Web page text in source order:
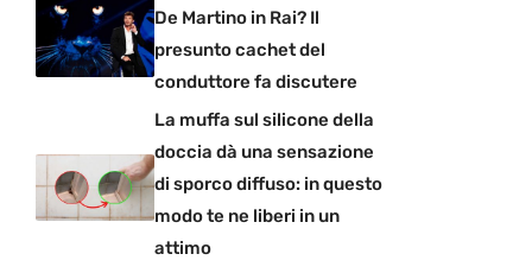
De Martino in Rai? Il
presunto cachet del
conduttore fa discutere
La muffa sul silicone della
doccia dà una sensazione
di sporco diffuso: in questo
modo te ne liberi in un
attimo